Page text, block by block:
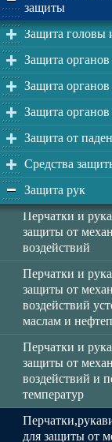
защиты
Защита головы
Защита органов
Защита
Защита органов
Защита от
Средства
Защита рук
Перчатки и
защиты от
воздействий
Перчатки и
защиты от
воздействий
маслам и
Перчатки и
защиты от
воздействий и
температур
для защиты от